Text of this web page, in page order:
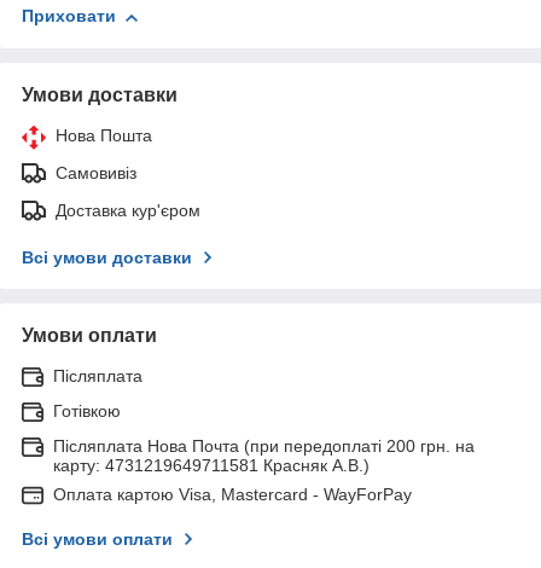
Приховати
Умови доставки
Нова Пошта
Самовивіз
Доставка кур'єром
Всі умови доставки
Умови оплати
Післяплата
Готівкою
Післяплата Нова Почта (при передоплаті 200 грн. на
карту: 4731219649711581 Красняк А.В.)
Оплата картою Visa, Mastercard - WayForPay
Всі умови оплати